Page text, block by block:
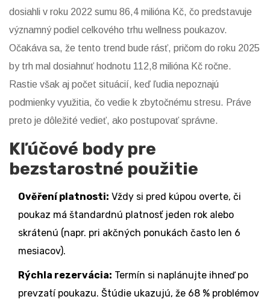
dosiahli v roku 2022 sumu 86,4 milióna Kč, čo predstavuje
významný podiel celkového trhu wellness poukazov.
Očakáva sa, že tento trend bude rásť, pričom do roku 2025
by trh mal dosiahnuť hodnotu 112,8 milióna Kč ročne.
Rastie však aj počet situácií, keď ľudia nepoznajú
podmienky využitia, čo vedie k zbytočnému stresu. Práve
preto je dôležité vedieť, ako postupovať správne.
Kľúčové body pre
bezstarostné použitie
Ověření platnosti: Vždy si pred kúpou overte, či
poukaz má štandardnú platnosť jeden rok alebo
skrátenú (napr. pri akčných ponukách často len 6
mesiacov).
Rýchla rezervácia: Termín si naplánujte ihneď po
prevzatí poukazu. Štúdie ukazujú, že 68 % problémov